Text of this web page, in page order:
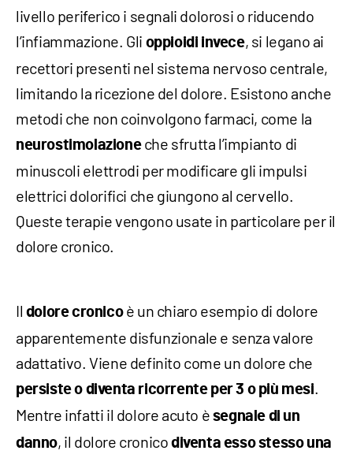
livello periferico i segnali dolorosi o riducendo
l’infiammazione. Gli oppioidi invece, si legano ai
recettori presenti nel sistema nervoso centrale,
limitando la ricezione del dolore. Esistono anche
metodi che non coinvolgono farmaci, come la
neurostimolazioneche sfrutta l’impianto di
minuscoli elettrodi per modificare gli impulsi
elettrici dolorifici che giungono al cervello.
Queste terapie vengono usate in particolare per il
dolore cronico.
Il dolore cronicoè un chiaro esempio di dolore
apparentemente disfunzionale e senza valore
adattativo. Viene definito come un dolore che
persiste o diventa ricorrente per 3 o più mesi.
Mentre infatti il dolore acuto è segnale di un
danno, il dolore cronico diventa esso stesso una